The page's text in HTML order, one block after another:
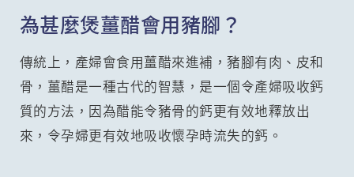
為甚麼煲薑醋會用豬腳？
傳統上，產婦會食用薑醋來進補，豬腳有肉、皮和
骨，薑醋是一種古代的智慧，是一個令產婦吸收鈣
質的方法，因為醋能令豬骨的鈣更有效地釋放出
來，令孕婦更有效地吸收懷孕時流失的鈣。